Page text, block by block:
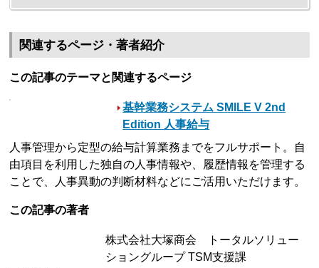
関連するページ・著者紹介
この記事のテーマと関連するページ
基幹業務システム SMILE V 2nd
Edition 人事給与
人事管理から定型の給与計算業務までをフルサポート。自
由項目を利用した独自の人事情報や、履歴情報を管理する
ことで、人事異動の判断材料などにご活用いただけます。
この記事の著者
株式会社大塚商会 トータルソリュー
ショングループ TSM支援課